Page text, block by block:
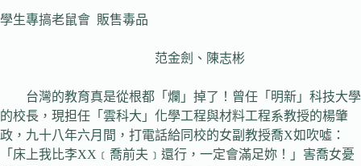
學生專搞老鼠會 販售毒品
范金劍、陳志彬
台灣的教育真是從根都「爛」掉了！曾任「明新」科技大學
的校長，現担任「雲科大」化學工程與材料工程系教授的楊肇
政，九十八年六月間，打電話給同校的女副教授喬X如吹噓：
「床上我比李XX﹝喬前夫﹞還行，一定會滿足妳！」害喬女憂